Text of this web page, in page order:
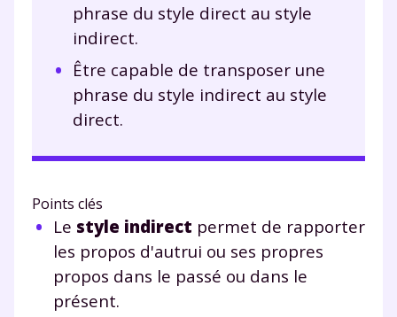
phrase du style direct au style
indirect.
Être capable de transposer une
phrase du style indirect au style
direct.
Points clés
Le style indirect permet de rapporter
les propos d'autrui ou ses propres
propos dans le passé ou dans le
présent.